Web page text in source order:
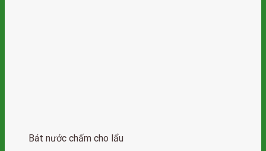
Bát nước chấm cho lẩu